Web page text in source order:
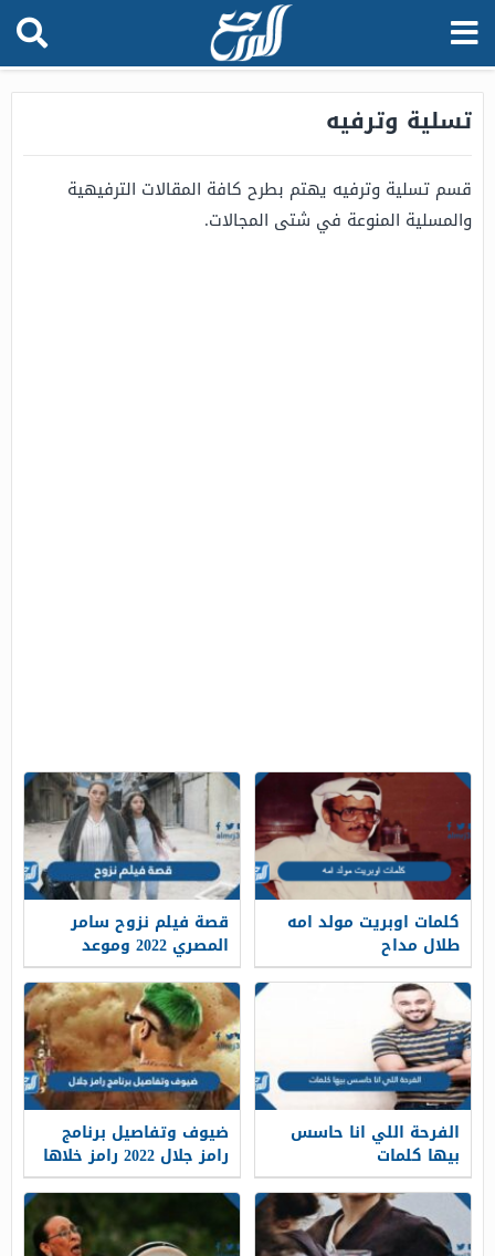
تسلية وترفيه
قسم تسلية وترفيه يهتم بطرح كافة المقالات الترفيهية
والمسلية المنوعة في شتى المجالات.
كلمات اوبريت مولد امه
طلال مداح
قصة فيلم نزوح سامر
المصري 2022 وموعد
العرض
الفرحة اللي انا حاسس
بيها كلمات
ضيوف وتفاصيل برنامج
رامز جلال 2022 رامز خلاها
دمار